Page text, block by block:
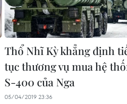
Thổ Nhĩ Kỳ khẳng định
tục thương vụ mua hệ
S-400 của Nga
05/04/2019 23:36